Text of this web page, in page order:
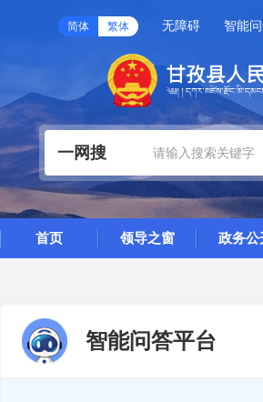
简体 繁体 无障碍 智能
一网搜
首页 领导之窗 政务公
智能问答平台